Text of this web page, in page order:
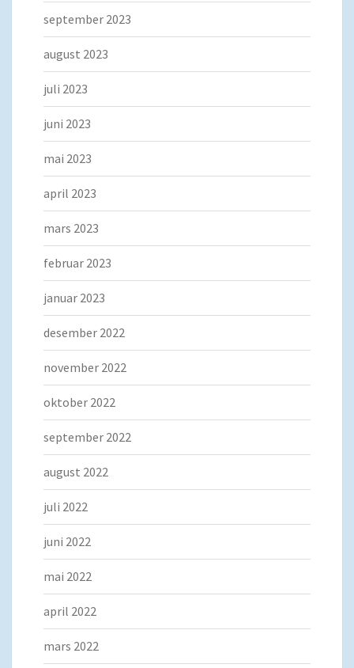
september 2023
august 2023
juli 2023
juni 2023
mai 2023
april 2023
mars 2023
februar 2023
januar 2023
desember 2022
november 2022
oktober 2022
september 2022
august 2022
juli 2022
juni 2022
mai 2022
april 2022
mars 2022